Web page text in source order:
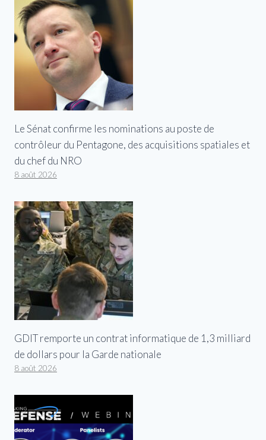
Le Sénat confirme les nominations au poste de
contrôleur du Pentagone, des acquisitions spatiales et
du chef du NRO
8 août 2026
GDIT remporte un contrat informatique de 1,3 milliard
de dollars pour la Garde nationale
8 août 2026